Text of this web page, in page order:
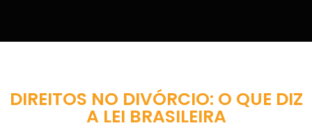
DIREITOS NO DIVÓRCIO: O QUE DIZ
A LEI BRASILEIRA